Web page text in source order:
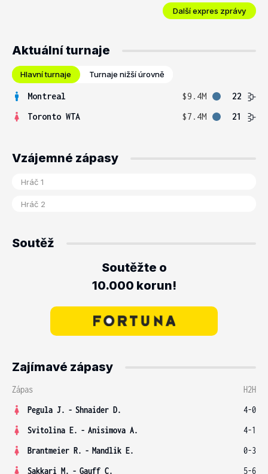
Další expres zprávy
Aktuální turnaje
Hlavní turnaje Turnaje nižší úrovně
Montreal $9.4M
22
Toronto WTA
$7.4M 21
Vzájemné zápasy
Soutěž
Soutěžte o
10.000 korun!
Zajímavé zápasy
Zápas
H2H
Pegula J. - Shnaider D.
4-0
Svitolina E. - Anisimova A.
4-1
Brantmeier R. - Mandlik E.
0-3
Sakkari M. - Gauff C.
5-6